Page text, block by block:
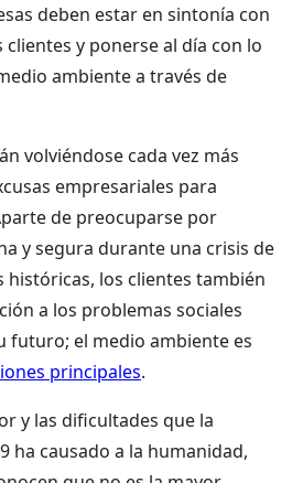
deben estar en sintonía con
y ponerse al día con lo
ambiente a través de
volviéndose cada vez más
empresariales para
de preocuparse por
y segura durante una crisis de
los clientes también
a los problemas sociales
futuro; el medio ambiente es
principales.
y las dificultades que la
ha causado a la humanidad,